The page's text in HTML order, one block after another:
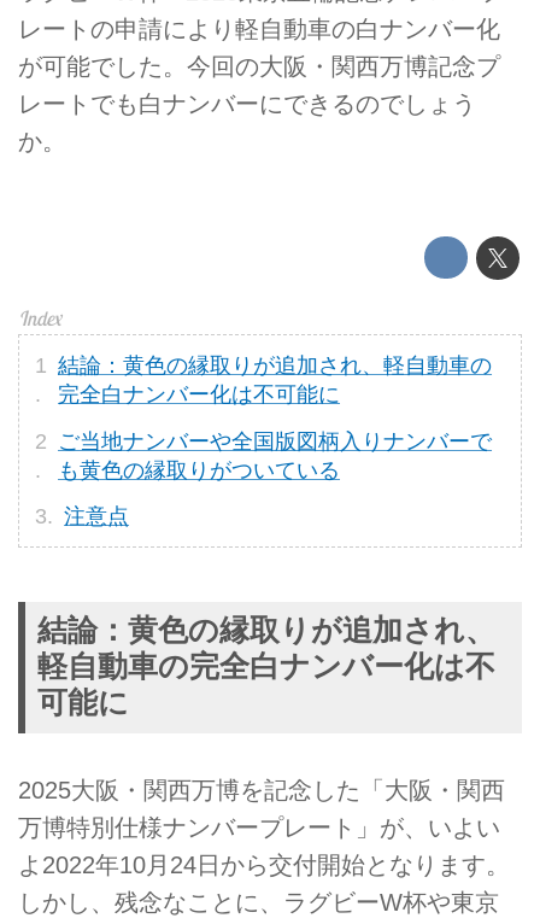
レートの申請により軽自動車の白ナンバー化
が可能でした。今回の大阪・関西万博記念プ
レートでも白ナンバーにできるのでしょう
か。
結論：黄色の縁取りが追加され、軽自動車の
完全白ナンバー化は不可能に
ご当地ナンバーや全国版図柄入りナンバーで
も黄色の縁取りがついている
注意点
結論：黄色の縁取りが追加され、
軽自動車の完全白ナンバー化は不
可能に
2025大阪・関西万博を記念した「大阪・関西
万博特別仕様ナンバープレート」が、いよい
よ2022年10月24日から交付開始となります。
しかし、残念なことに、ラグビーW杯や東京